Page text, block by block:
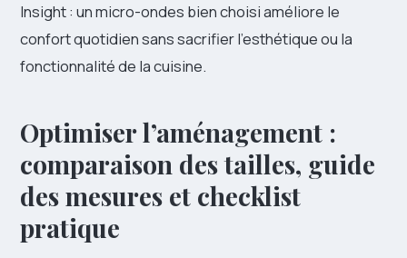
Insight : un micro-ondes bien choisi améliore le
confort quotidien sans sacrifier l’esthétique ou la
fonctionnalité de la cuisine.
Optimiser l’aménagement :
comparaison des tailles, guide
des mesures et checklist
pratique